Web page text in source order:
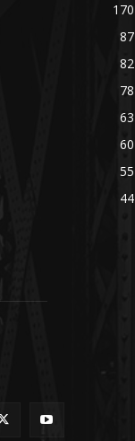
170
87
82
78
63
60
55
44